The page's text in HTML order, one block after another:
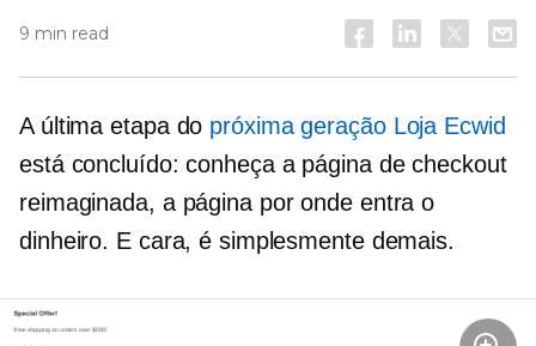
9 min read
A última etapa do próxima geraçãoLoja Ecwid
está concluído: conheça a página de checkout
reimaginada, a página por onde entra o
dinheiro. E cara, é simplesmente demais.